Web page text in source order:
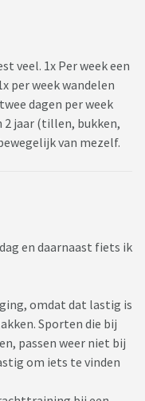
veel. 1x Per week een
per week wandelen
dagen per week
2 jaar (tillen, bukken,
van mezelf.
en daarnaast fiets ik
omdat dat lastig is
Sporten die bij
passen weer niet bij
om iets te vinden